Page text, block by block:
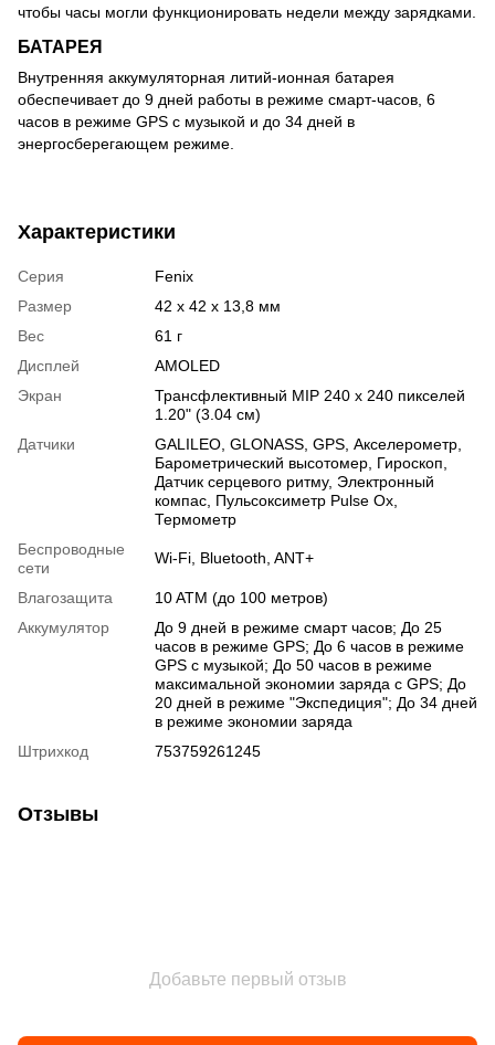
чтобы часы могли функционировать недели между зарядками.
БАТАРЕЯ
Внутренняя аккумуляторная литий-ионная батарея
обеспечивает до 9 дней работы в режиме смарт-часов, 6
часов в режиме GPS с музыкой и до 34 дней в
энергосберегающем режиме.
Характеристики
Серия
Fenix
Размер
42 x 42 x 13,8 мм
Вес
61 г
Дисплей
AMOLED
Экран
Трансфлективный MIP 240 x 240 пикселей
1.20" (3.04 см)
Датчики
GALILEO GLONASS GPS Акселерометр
Барометрический высотомер Гироскоп
Датчик серцевого ритму, Электронный
компас Пульсоксиметр Pulse Ox
Термометр
Беспроводные
сети
Wi-Fi Bluetooth ANT+
Влагозащита
10 ATM (до 100 метров)
Аккумулятор
До 9 дней в режиме смарт часов; До 25
часов в режиме GPS; До 6 часов в режиме
GPS с музыкой; До 50 часов в режиме
максимальной экономии заряда с GPS; До
20 дней в режиме "Экспедиция"; До 34 дней
в режиме экономии заряда
Штрихкод
753759261245
Отзывы
Добавьте первый отзыв